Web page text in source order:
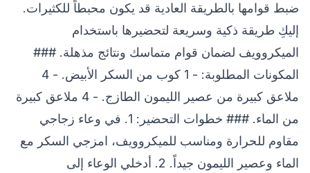
ضبط قوامها بالطريقة العادية قد يكون محبطاً للكثيرات.
إليكِ طريقة ذكية وسريعة لتحضيرها باستخدام
الميكروويف لضمان قوام متماسك ونتائج مذهلة. ###
المكونات المطلوبة: - 1 كوب من السكر الأبيض. - 4
ملاعق كبيرة من عصير الليمون الطازج. - 4 ملاعق كبيرة
من الماء. ### خطوات التحضير: 1. في وعاء زجاجي
مقاوم للحرارة ومناسب للميكروويف، امزجي السكر مع
الماء وعصير الليمون جيداً. 2. أدخلي الوعاء إلى